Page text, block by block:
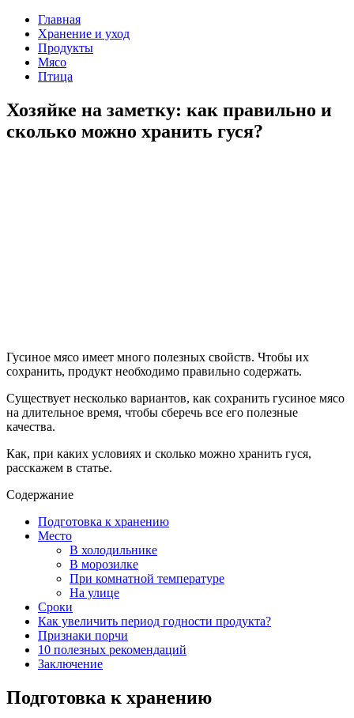
Главная
Хранение и уход
Продукты
Мясо
Птица
Хозяйке на заметку: как правильно и
сколько можно хранить гуся?
Гусиное мясо имеет много полезных свойств. Чтобы их
сохранить, продукт необходимо правильно содержать.
Существует несколько вариантов, как сохранить гусиное мясо
на длительное время, чтобы сберечь все его полезные
качества.
Как, при каких условиях и сколько можно хранить гуся,
расскажем в статье.
Содержание
Подготовка к хранению
Место
В холодильнике
В морозилке
При комнатной температуре
На улице
Сроки
Как увеличить период годности продукта?
Признаки порчи
10 полезных рекомендаций
Заключение
Подготовка к хранению